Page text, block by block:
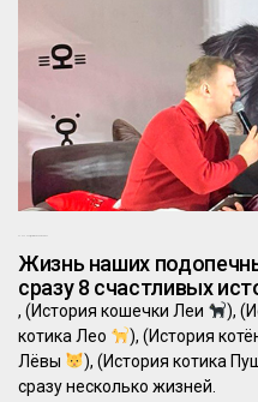
Жизнь наших
сразу 8 счастливых
, (История кошечки Леи ),
котика Лео
), (История
Лёвы
), (История котика
сразу несколько жизней.